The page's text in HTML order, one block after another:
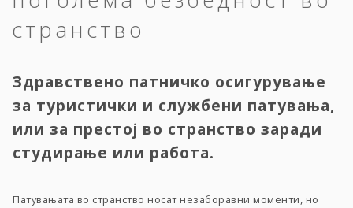
странство
Здравствено патничко осигурување
за туристички и службени патувања,
или за престој во странство заради
студирање или работа.
Патувањата во странство носат незаборавни моменти, но